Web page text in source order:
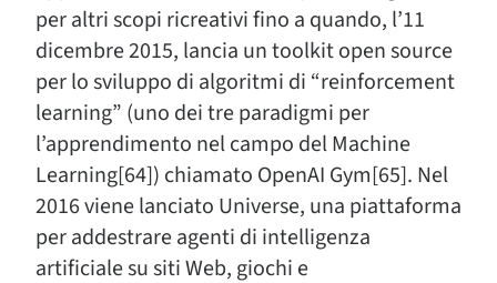
per altri scopi ricreativi fino a quando, l’11
dicembre 2015, lancia un toolkit open source
per lo sviluppo di algoritmi di “reinforcement
learning” (uno dei tre paradigmi per
l’apprendimento nel campo del Machine
Learning[64]) chiamato OpenAI Gym[65]. Nel
2016 viene lanciato Universe, una piattaforma
per addestrare agenti di intelligenza
artificiale su siti Web, giochi e